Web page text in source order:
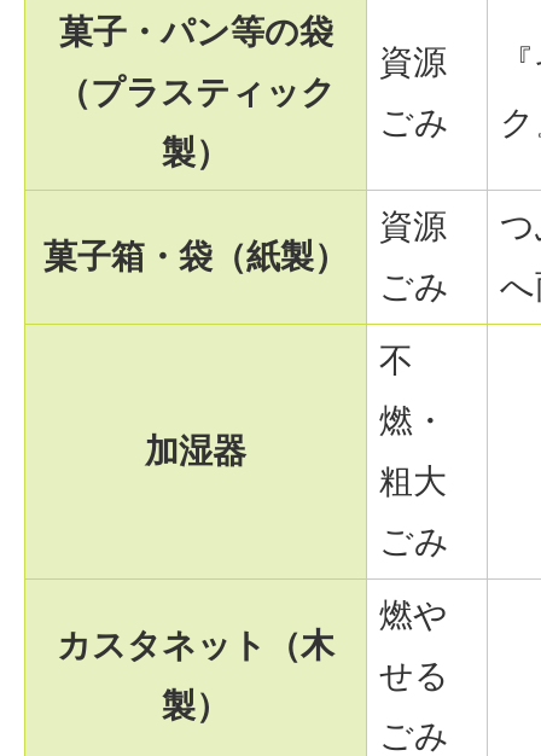
菓子・パン等の袋
（プラスティック
製）
資源
ごみ
菓子箱・袋（紙製）
資源
ごみ
加湿器
不
燃・
粗大
ごみ
カスタネット（木
製）
燃や
せる
ごみ